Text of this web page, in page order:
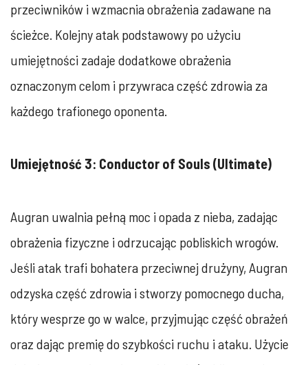
przeciwników i wzmacnia obrażenia zadawane na
ścieżce. Kolejny atak podstawowy po użyciu
umiejętności zadaje dodatkowe obrażenia
oznaczonym celom i przywraca część zdrowia za
każdego trafionego oponenta.
Umiejętność 3: Conductor of Souls (Ultimate)
Augran uwalnia pełną moc i opada z nieba, zadając
obrażenia fizyczne i odrzucając pobliskich wrogów.
Jeśli atak trafi bohatera przeciwnej drużyny, Augran
odzyska część zdrowia i stworzy pomocnego ducha,
który wesprze go w walce, przyjmując część obrażeń
oraz dając premię do szybkości ruchu i ataku. Użycie